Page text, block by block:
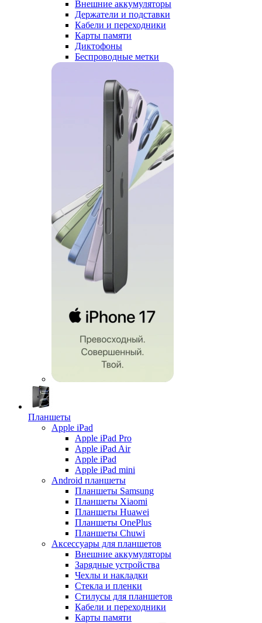
Внешние аккумуляторы
Держатели и подставки
Кабели и переходники
Карты памяти
Диктофоны
Беспроводные метки
Планшеты
Apple iPad
Apple iPad Pro
Apple iPad Air
Apple iPad
Apple iPad mini
Android планшеты
Планшеты Samsung
Планшеты Xiaomi
Планшеты Huawei
Планшеты OnePlus
Планшеты Chuwi
Аксессуары для планшетов
Внешние аккумуляторы
Зарядные устройства
Чехлы и накладки
Стекла и пленки
Стилусы для планшетов
Кабели и переходники
Карты памяти